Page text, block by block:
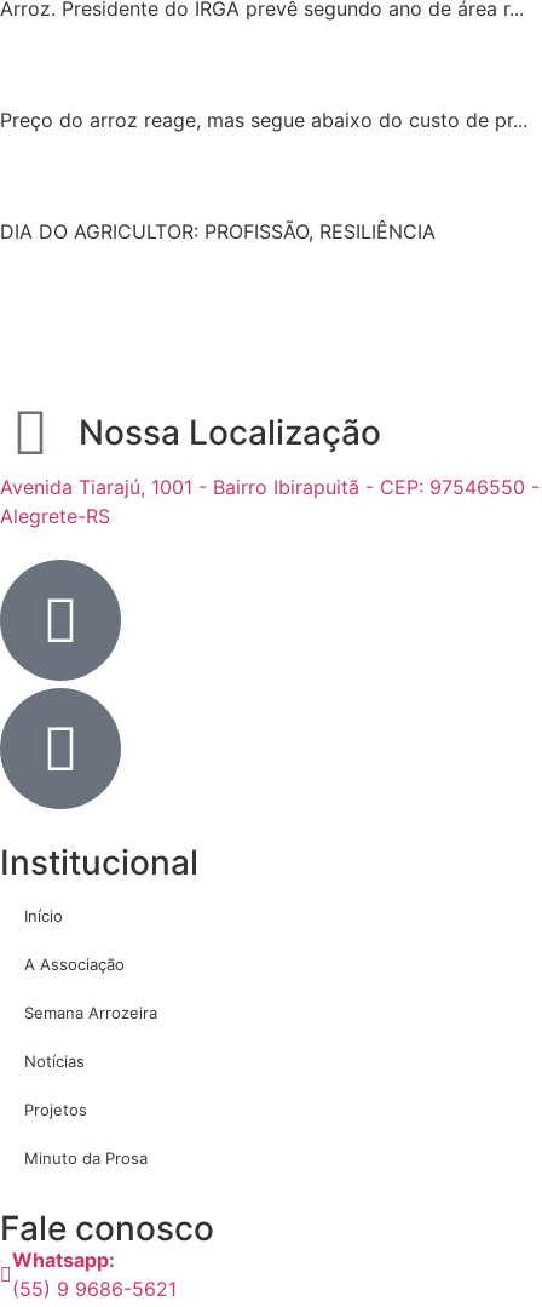
Arroz. Presidente do IRGA prevê segundo ano de área r...
Preço do arroz reage, mas segue abaixo do custo de pr...
DIA DO AGRICULTOR: PROFISSÃO, RESILIÊNCIA
Nossa Localização
Avenida Tiarajú, 1001 - Bairro Ibirapuitã - CEP: 97546550 -
Alegrete-RS
Institucional
Início
A Associação
Semana Arrozeira
Notícias
Projetos
Minuto da Prosa
Fale conosco
Whatsapp:
(55) 9 9686-5621